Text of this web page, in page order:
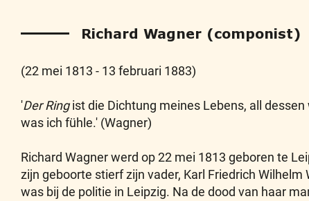
Richard Wagner (componist)
(22 mei 1813 - 13 februari 1883)
'Der Ringist die Dichtung meines Lebens, all dessen
was ich fühle.' (Wagner)
Richard Wagner werd op 22 mei 1813 geboren te
zijn geboorte stierf zijn vader, Karl Friedrich Wilhelm
was bij de politie in Leipzig. Na de dood van haar